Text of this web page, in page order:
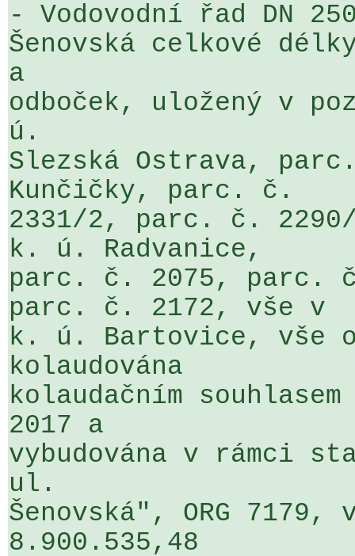
- Vodovodní řad DN
Šenovská celkové
a
odboček, uložený v
ú.
Slezská Ostrava,
Kunčičky, parc. č.
2331/2, parc. č.
k. ú. Radvanice,
parc. č. 2075, parc.
parc. č. 2172, vše v
k. ú. Bartovice, vše
kolaudována
kolaudačním
2017 a
vybudována v rámci
ul.
Šenovská", ORG
8.900.535,48